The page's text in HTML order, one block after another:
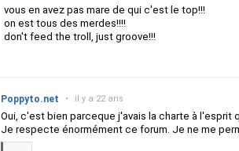
vous en avez pas mare de qui c'est le top!!!
on est tous des merdes!!!!
don't feed the troll, just groove!!!
Poppyto.net • il y a 22 ans
Oui, c'est bien parceque j'avais la charte à l'esprit
Je respecte énormément ce forum. Je ne me